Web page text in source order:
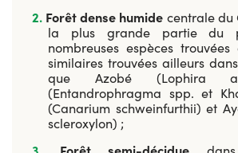
Forêt dense humide centrale du
la plus grande partie du
nombreuses espèces
similaires trouvées ailleurs
que Azobé (Lophira
(Entandrophragma spp. et
(Canarium schweinfurthii) et
scleroxylon) ;